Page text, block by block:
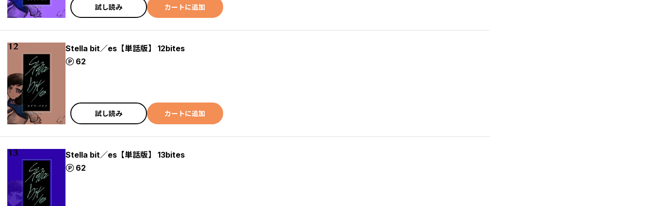
試し読み カートに追加
Stella bit／es【単話版】 12bites
62
ポイント
試し読み カートに追加
Stella bit／es【単話版】 13bites
62
ポイント